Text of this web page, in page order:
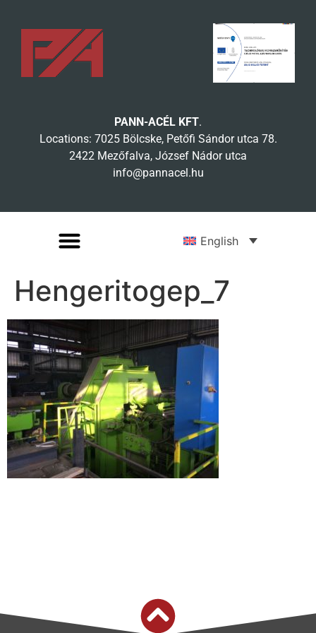
PANN-ACÉL KFT.
Locations: 7025 Bölcske, Petőfi Sándor utca 78.
2422 Mezőfalva, József Nádor utca
info@pannacel.hu
English
Hengeritogep_7